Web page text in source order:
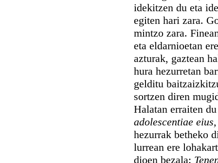
idekitzen du eta
egiten hari zara.
mintzo zara.
eta eldarnioetan
azturak, gaztean
hura hezurretan
gelditu
sortzen diren
Halatan erraiten
adolescentiae
hezurrak betheko
lurrean ere
dioen bezala: